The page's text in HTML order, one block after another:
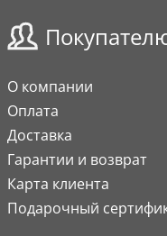
О компании
Оплата
Доставка
Гарантии и возврат
Карта клиента
Подарочный